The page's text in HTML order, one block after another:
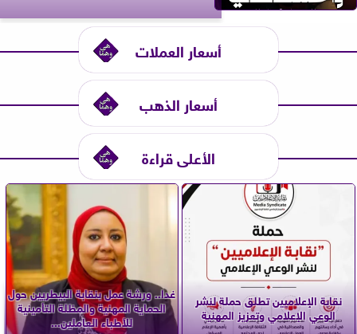
أسعار العملات
أسعار الذهب
الأعلى قراءة
نقابة الإعلاميين تطلق حملة لنشر
الوعي الإعلامي وتعزيز المهنية
غدا.. ورشة عمل بنقابة البيطريين حول
الحماية المهنية والمظلة التأمينية
للأطباء العاملين...